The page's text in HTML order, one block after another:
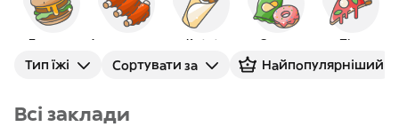
Бургери Кебаб Снеки Піца
Тип їжі Сортувати за Найпопулярніший
Всі заклади